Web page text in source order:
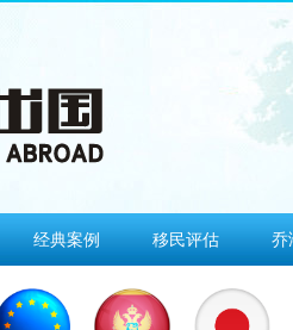
经典案例 移民评估 乔